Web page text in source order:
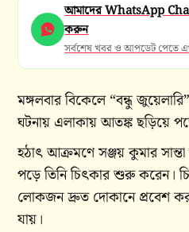
আমাদের WhatsApp
করুন
সর্বশেষ খবর ও আপডেট পেতে
মঙ্গলবার বিকেলে “বন্ধু
ঘটনায় এলাকায় আতঙ্ক ছড়িয়ে
হঠাৎ আক্রমণে সঞ্জয় কুমার সান্তা
পড়ে তিনি চিৎকার শুরু করেন।
লোকজন দ্রুত দোকানে প্রবেশ
যায়।